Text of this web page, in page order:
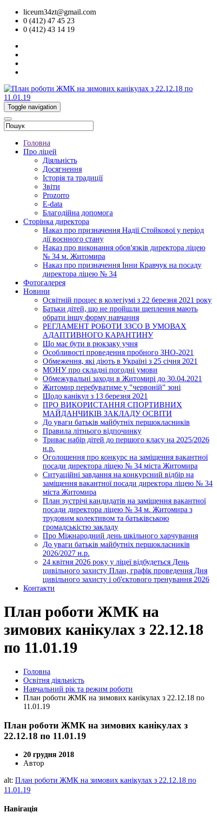
liceum34zt@gmail.com
0 (412) 47 45 23
0 (412) 43 14 19
Toggle navigation
Головна
Про ліцей
Діяльність
Досягнення
Історія та традиції
Звіти
Prozorro
E-data
Благодійна допомога
Сторінка директора
Наказ про призначення Надії Стойкової у період
дії воєнного стану
Наказ про виконання обов'язків директора ліцею
№ 34 м. Житомира
Наказ про призначення Інни Кравчук на посаду
директора ліцею № 34
Фотогалерея
Новини
Освітній процес в колегіумі з 22 березня 2021 року
Батьки дітей, що не пройшли щеплення мають
обрати іншу форму навчання
РЕГЛАМЕНТ РОБОТИ ЗЗСО В УМОВАХ
АДАПТИВНОГО КАРАНТИНУ
Що має бути в рюкзаку учня
Особливості проведення пробного ЗНО-2021
Обмеження, які діють в Україні з 25 січня 2021
МОНУ про складні погодні умови
Обмежувальні заходи в Житомирі до 30.04.2021
Житомир перебуватиме у "червоній" зоні
Щодо канікул з 13 березня 2021
ПРО ВИКОРИСТАННЯ СПОРТИВНИХ
МАЙДАНЧИКІВ ЗАКЛАДУ ОСВІТИ
До уваги батьків майбутніх першокласників
Правила літнього відпочинку
Триває набір дітей до першого класу на 2025/2026
н.р.
Оголошення про конкурс на заміщення вакантної
посади директора ліцею № 34 міста Житомира
Ситуаційні завдання на конкурсний відбір на
заміщення вакантної посади директора ліцею № 34
міста Житомира
План зустрічі кандидатів на заміщення вакантної
посади директора ліцею № 34 м. Житомира з
трудовим колективом та батьківською
громадськістю закладу
Про Міжнародний день шкільного харчування
До уваги батьків майбутніх першокласників
2026/2027 н.р.
24 квітня 2026 року у ліцеї відбудеться День
цивільного захисту План, графік проведення Дня
цивільного захисту і об'єктового тренування 2026
Контакти
План роботи ЖМК на
зимових канікулах з 22.12.18
по 11.01.19
Головна
Освітня діяльність
Навчальний рік та режим роботи
План роботи ЖМК на зимових канікулах з 22.12.18 по
11.01.19
План роботи ЖМК на зимових канікулах з
22.12.18 по 11.01.19
20 грудня 2018
Автор
alt: План роботи ЖМК на зимових канікулах з 22.12.18 по
11.01.19
Навігація